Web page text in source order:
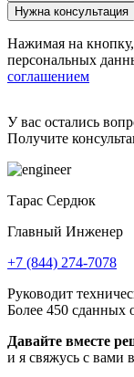
Url страницы
Website
URL
Нужна консультация
Нажимая на кнопку,
персональных
соглашением
У вас остались
Получите
Тарас Сердюк
Главный Инженер
+7 (844) 274-7078
Руководит
Более 450 сданных
Давайте вместе
и я свяжусь с вами